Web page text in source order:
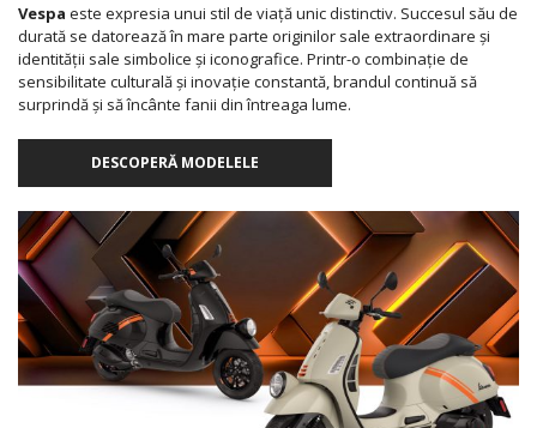
Vespa este expresia unui stil de viață unic distinctiv. Succesul său de
durată se datorează în mare parte originilor sale extraordinare și
identității sale simbolice și iconografice. Printr-o combinație de
sensibilitate culturală și inovație constantă, brandul continuă să
surprindă și să încânte fanii din întreaga lume.
DESCOPERĂ MODELELE